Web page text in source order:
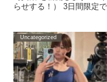
らせする！） 3日間限定
Uncategorized